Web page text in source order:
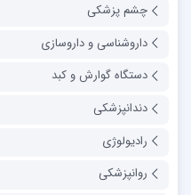
چشم پزشکی
داروشناسی و داروسازی
دستگاه گوارش و کبد
دندانپزشکی
رادیولوژی
روانپزشکی